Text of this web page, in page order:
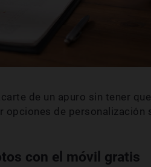
de un apuro sin tener
opciones de personalización
con el móvil gratis